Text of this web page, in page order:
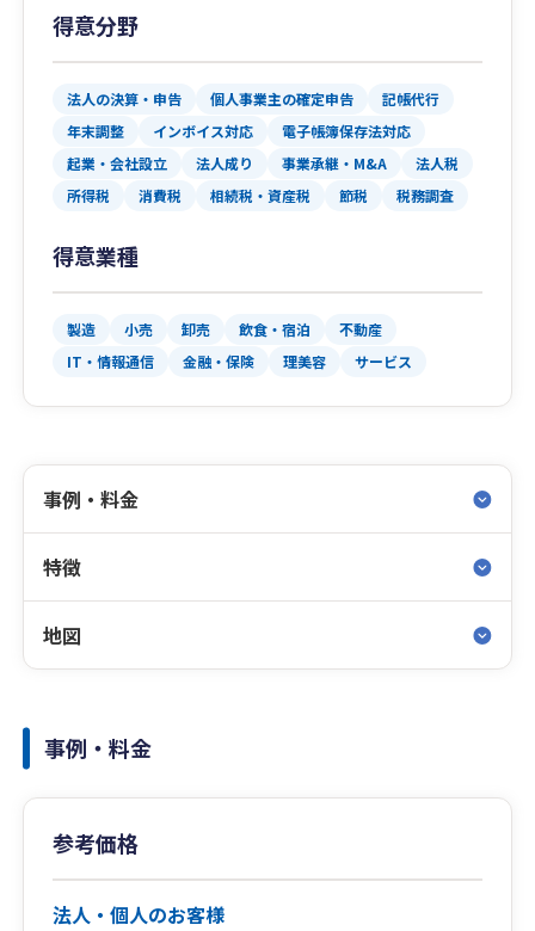
得意分野
法人の決算・申告 個人事業主の確定申告
記帳代行
年末調整
インボイス対応
電子帳簿保存法対応
起業・会社設立
法人成り 事業承継・M&A
法人税
所得税
消費税 相続税・資産税 節税 税務調査
得意業種
製造 小売 卸売 飲食・宿泊
不動産
IT・情報通信
金融・保険 理美容 サービス
事例・料金
特徴
地図
事例・料金
参考価格
法人・個人のお客様